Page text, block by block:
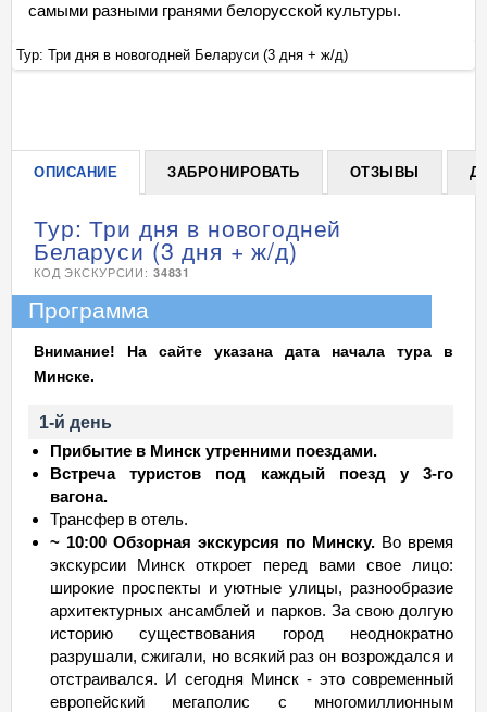
самыми разными гранями белорусской культуры.
Тур: Три дня в новогодней Беларуси (3 дня + ж/д)
ОПИСАНИЕ ЗАБРОНИРОВАТЬ ОТЗЫВЫ
Тур: Три дня в новогодней
Беларуси (3 дня + ж/д)
КОД ЭКСКУРСИИ: 34831
Программа
Внимание! На сайте указана дата начала тура в
Минске.
1-й день
Прибытие в Минск утренними поездами.
Встреча туристов под каждый поезд у 3-го
вагона.
Трансфер в отель.
~ 10:00 Обзорная экскурсия по Минску. Во время
экскурсии Минск откроет перед вами свое лицо:
широкие проспекты и уютные улицы, разнообразие
архитектурных ансамблей и парков. За свою долгую
историю существования город неоднократно
разрушали, сжигали, но всякий раз он возрождался и
отстраивался. И сегодня Минск - это современный
европейский мегаполис с многомиллионным